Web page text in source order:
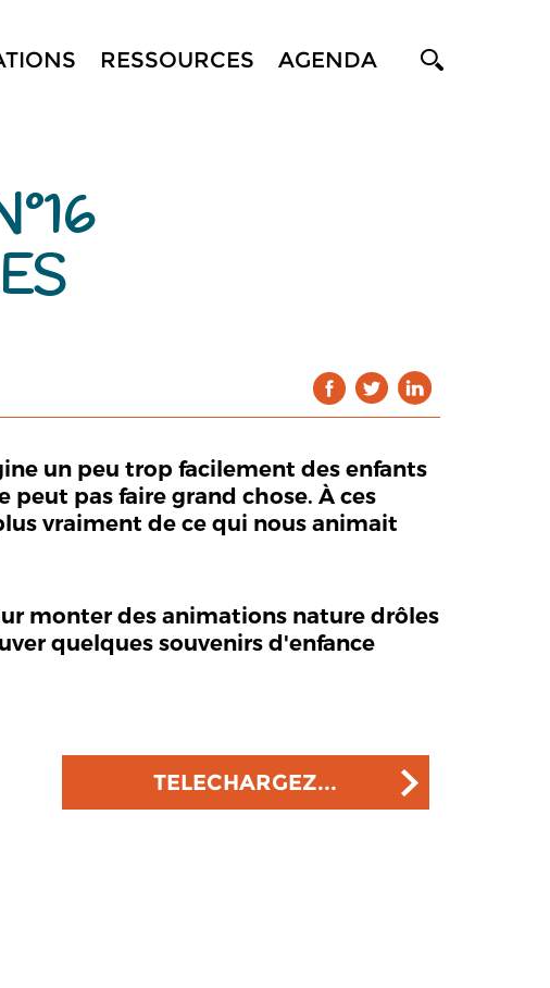
RESSOURCES AGENDA
un peu trop facilement des enfants
pas faire grand chose. À ces
vraiment de ce qui nous animait
monter des animations nature drôles
quelques souvenirs d'enfance
TELECHARGEZ...